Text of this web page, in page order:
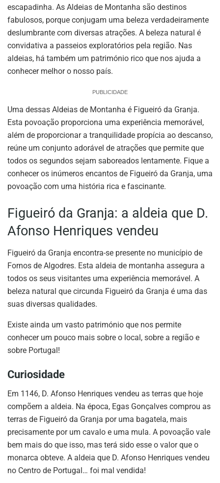
escapadinha. As Aldeias de Montanha são destinos
fabulosos, porque conjugam uma beleza verdadeiramente
deslumbrante com diversas atrações. A beleza natural é
convidativa a passeios exploratórios pela região. Nas
aldeias, há também um património rico que nos ajuda a
conhecer melhor o nosso país.
PUBLICIDADE
Uma dessas Aldeias de Montanha é Figueiró da Granja.
Esta povoação proporciona uma experiência memorável,
além de proporcionar a tranquilidade propícia ao descanso,
reúne um conjunto adorável de atrações que permite que
todos os segundos sejam saboreados lentamente. Fique a
conhecer os inúmeros encantos de Figueiró da Granja, uma
povoação com uma história rica e fascinante.
Figueiró da Granja: a aldeia que D.
Afonso Henriques vendeu
Figueiró da Granja encontra-se presente no município de
Fornos de Algodres. Esta aldeia de montanha assegura a
todos os seus visitantes uma experiência memorável. A
beleza natural que circunda Figueiró da Granja é uma das
suas diversas qualidades.
Existe ainda um vasto património que nos permite
conhecer um pouco mais sobre o local, sobre a região e
sobre Portugal!
Curiosidade
Em 1146, D. Afonso Henriques vendeu as terras que hoje
compõem a aldeia. Na época, Egas Gonçalves comprou as
terras de Figueiró da Granja por uma bagatela, mais
precisamente por um cavalo e uma mula. A povoação vale
bem mais do que isso, mas terá sido esse o valor que o
monarca obteve. A aldeia que D. Afonso Henriques vendeu
no Centro de Portugal… foi mal vendida!